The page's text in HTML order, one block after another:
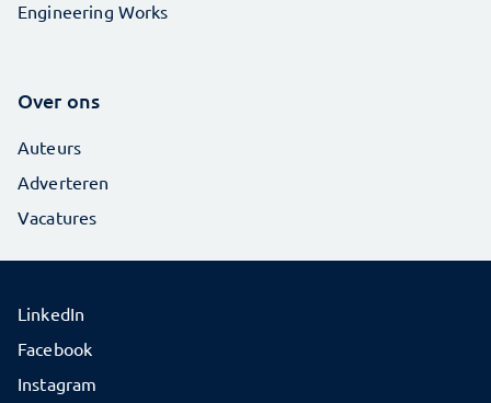
Engineering Works
Over ons
Auteurs
Adverteren
Vacatures
LinkedIn
Facebook
Instagram